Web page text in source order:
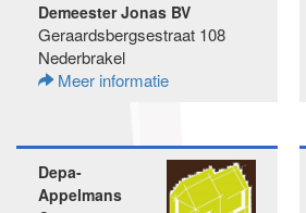
Demeester Jonas BV
Geraardsbergsestraat 108
Nederbrakel
Meer informatie
Depa-
Appelmans